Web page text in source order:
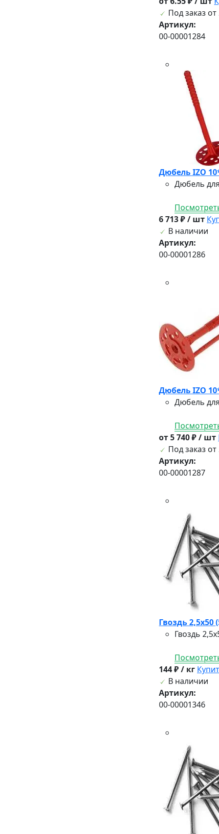
Под заказ от
Артикул:
00-00001284
Дюбель IZO
Дюбель
6 713 ₽ / шт
В наличии
Артикул:
00-00001286
Дюбель IZO
Дюбель
от 5 740 ₽ / шт
Под заказ от
Артикул:
00-00001287
Гвоздь 2,5х50
Гвоздь
144 ₽ / кг
В наличии
Артикул:
00-00001346